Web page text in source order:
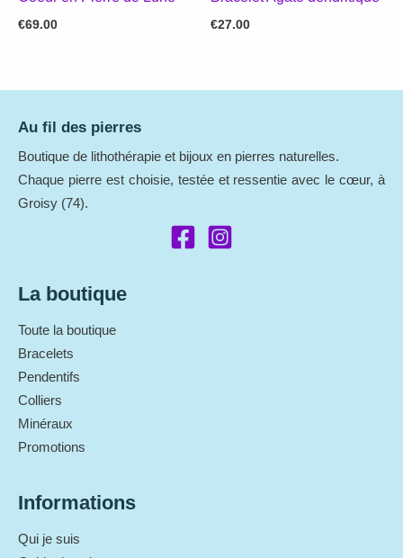
€69.00 €27.00
Au fil des pierres
Boutique de lithothérapie et bijoux en pierres naturelles.
Chaque pierre est choisie, testée et ressentie avec le cœur, à
Groisy (74).
La boutique
Toute la boutique
Bracelets
Pendentifs
Colliers
Minéraux
Promotions
Informations
Qui je suis